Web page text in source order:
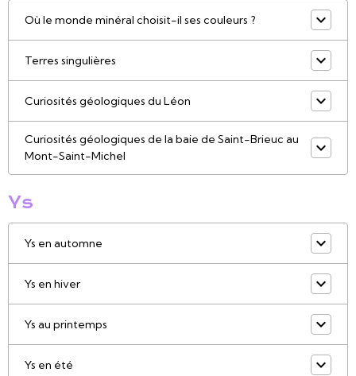
Où le monde minéral choisit-il ses couleurs ?
Terres singulières
Curiosités géologiques du Léon
Curiosités géologiques de la baie de Saint-Brieuc au
Mont-Saint-Michel
Ys
Ys en automne
Ys en hiver
Ys au printemps
Ys en été